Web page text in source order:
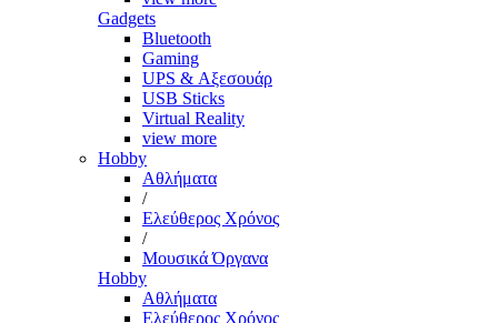
Gadgets
Bluetooth
Gaming
UPS & Αξεσουάρ
USB Sticks
Virtual Reality
view more
Hobby
Αθλήματα
/
Ελεύθερος Χρόνος
/
Μουσικά Όργανα
Hobby
Αθλήματα
Ελεύθερος Χρόνος